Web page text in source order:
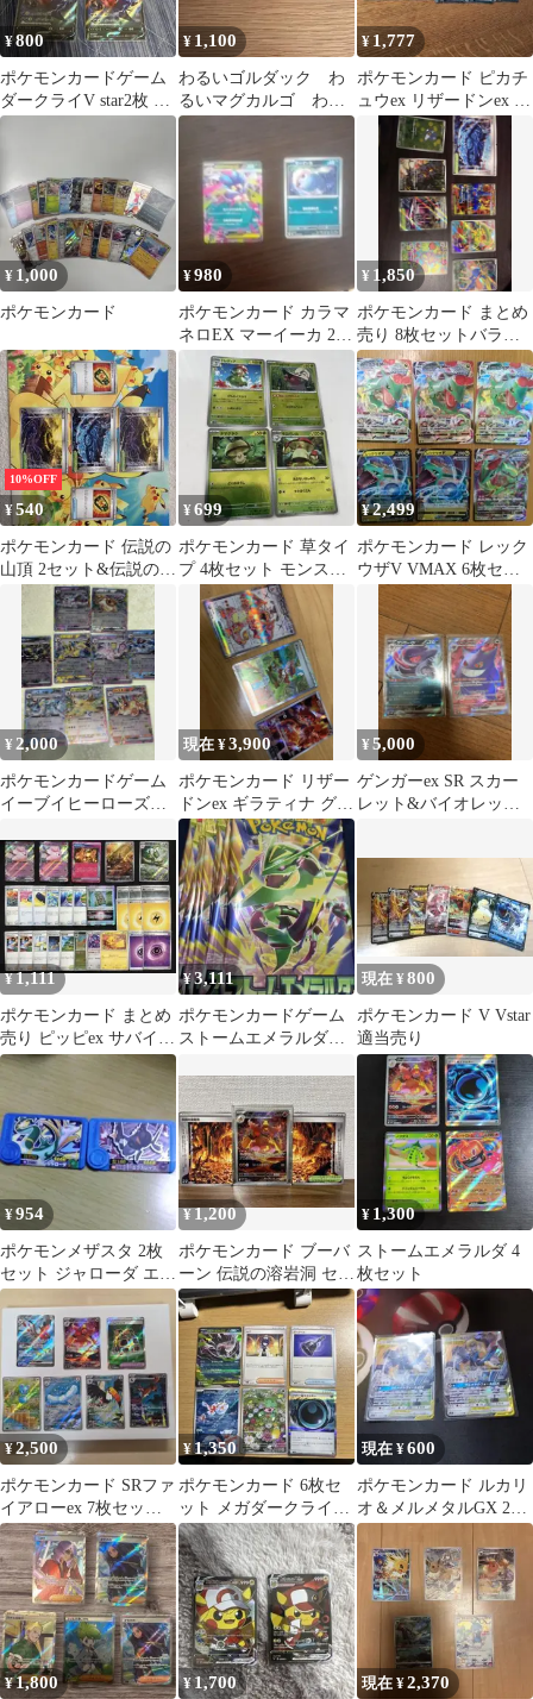
¥800
ポケモンカードゲーム
ダークライV star2枚 ダ
ークライV2枚
¥ 1,100
わるいゴルダック わ
るいマグカルゴ わる
いレアコイル
¥ 1,777
ポケモンカード ピカチ
ュウex リザードンex 計
5枚
¥ 1,000
ポケモンカード
¥980
ポケモンカード カラマ
ネロEX マーイーカ 2枚
セット
¥ 1,850
ポケモンカード まとめ
売り 8枚セットバラ売
り可
10%OFF
¥540
ポケモンカード 伝説の
山頂 2セット&伝説の海
溝1セット&ぼうけんの
ランタン2枚
¥699
ポケモンカード 草タイ
プ 4枚セット モンスタ
ーボールミラー
¥2,499
ポケモンカード レック
ウザV VMAX 6枚セッ
¥ 2,000
ポケモンカードゲーム
イーブイヒーローズ
現在 ¥3,900
ポケモンカード リザー
ドンex ギラティナ グラ
ードン 3枚セット
¥5,000
ゲンガーex SR スカー
レット&バイオレット
¥1,111
ポケモンカード まとめ
売り ピッピex サバイブ
ギプス等 【値下げ交
¥3,111
ポケモンカードゲーム
ストームエメラルダ未
現在 ¥800
ポケモンカード V Vstar
適当売り
¥954
ポケモンメザスタ 2枚
セット ジャローダ エク
スレッグ
¥1,200
ポケモンカード ブーバ
ーン 伝説の溶岩洞 セッ
ト
¥ 1,300
ストームエメラルダ 4
枚セット
¥2,500
ポケモンカード SRファ
イアローex 7枚セット
まとめ売り
¥1,350
ポケモンカード 6枚セ
ット メガダークライex
他
現在 ¥600
ポケモンカード ルカリ
オ＆メルメタルGX 2枚
セット
¥1,800 ¥1,700 現在 ¥2,370